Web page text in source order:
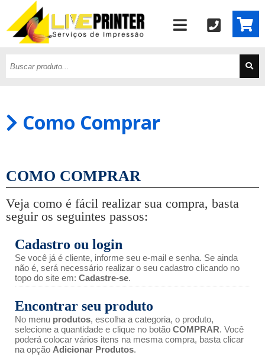
Como Comprar
COMO COMPRAR
Veja como é fácil realizar sua compra, basta
seguir os seguintes passos:
Cadastro ou login
Se você já é cliente, informe seu e-mail e senha. Se ainda
não é, será necessário realizar o seu cadastro clicando no
topo do site em: Cadastre-se.
Encontrar seu produto
No menu produtos, escolha a categoria, o produto,
selecione a quantidade e clique no botão COMPRAR. Você
poderá colocar vários itens na mesma compra, basta clicar
na opção Adicionar Produtos.